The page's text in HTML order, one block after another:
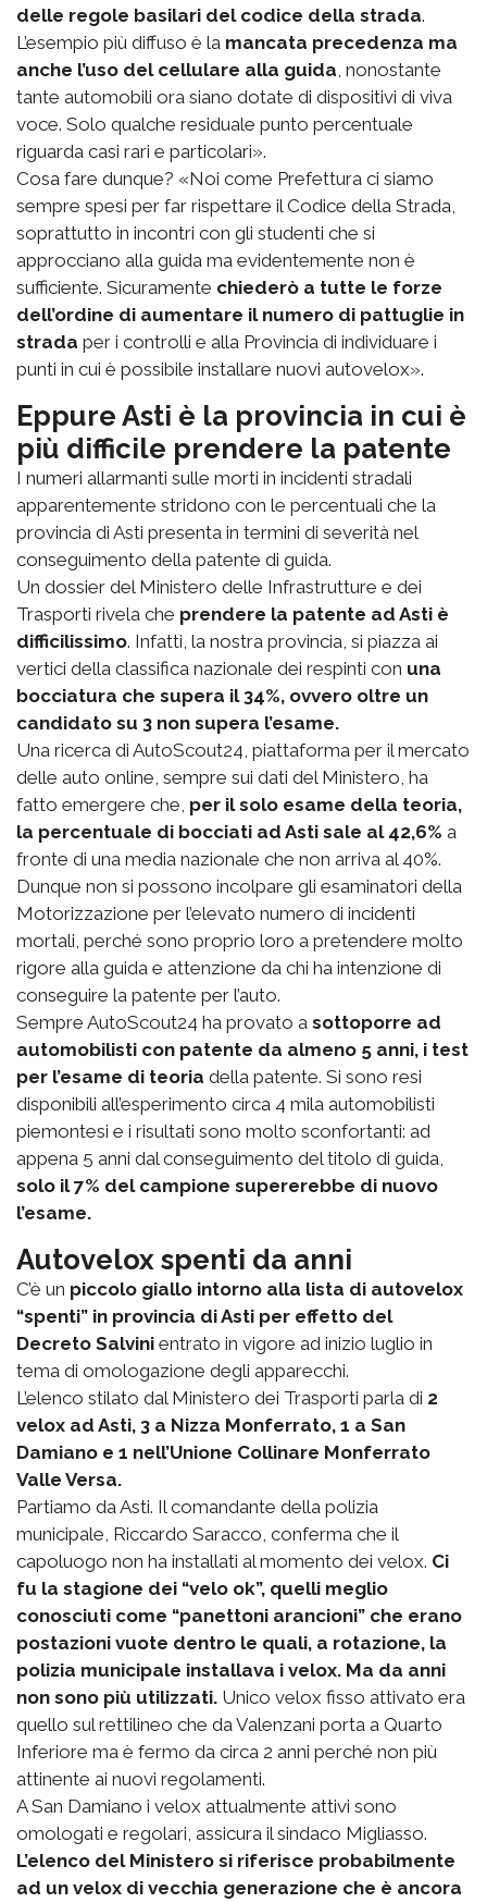
delle regole basilari del codice della strada.
L’esempio più diffuso è la mancata precedenza ma
anche l’uso del cellulare alla guida , nonostante
tante automobili ora siano dotate di dispositivi di viva
voce. Solo qualche residuale punto percentuale
riguarda casi rari e particolari».
Cosa fare dunque? «Noi come Prefettura ci siamo
sempre spesi per far rispettare il Codice della Strada,
soprattutto in incontri con gli studenti che si
approcciano alla guida ma evidentemente non è
sufficiente. Sicuramente chiederò a tutte le forze
dell’ordine di aumentare il numero di pattuglie in
strada per i controlli e alla Provincia di individuare i
punti in cui è possibile installare nuovi autovelox».
Eppure Asti è la provincia in cui è
più difficile prendere la patente
I numeri allarmanti sulle morti in incidenti stradali
apparentemente stridono con le percentuali che la
provincia di Asti presenta in termini di severità nel
conseguimento della patente di guida.
Un dossier del Ministero delle Infrastrutture e dei
Trasporti rivela che prendere la patente ad Asti è
difficilissimo. Infatti, la nostra provincia, si piazza ai
vertici della classifica nazionale dei respinti con una
bocciatura che supera il 34%, ovvero oltre un
candidato su 3 non supera l’esame.
Una ricerca di AutoScout24, piattaforma per il mercato
delle auto online, sempre sui dati del Ministero, ha
fatto emergere che, per il solo esame della teoria,
la percentuale di bocciati ad Asti sale al 42,6% a
fronte di una media nazionale che non arriva al 40%.
Dunque non si possono incolpare gli esaminatori della
Motorizzazione per l’elevato numero di incidenti
mortali, perché sono proprio loro a pretendere molto
rigore alla guida e attenzione da chi ha intenzione di
conseguire la patente per l’auto.
Sempre AutoScout24 ha provato a sottoporre ad
automobilisti con patente da almeno 5 anni, i test
per l’esame di teoria della patente. Si sono resi
disponibili all’esperimento circa 4 mila automobilisti
piemontesi e i risultati sono molto sconfortanti: ad
appena 5 anni dal conseguimento del titolo di guida,
solo il 7% del campione supererebbe di nuovo
l’esame.
Autovelox spenti da anni
C’è un piccolo giallo intorno alla lista di autovelox
“spenti” in provincia di Asti per effetto del
Decreto Salvini entrato in vigore ad inizio luglio in
tema di omologazione degli apparecchi.
L’elenco stilato dal Ministero dei Trasporti parla di 2
velox ad Asti, 3 a Nizza Monferrato, 1 a San
Damiano e 1 nell’Unione Collinare Monferrato
Valle Versa.
Partiamo da Asti. Il comandante della polizia
municipale, Riccardo Saracco, conferma che il
capoluogo non ha installati al momento dei velox. Ci
fu la stagione dei “velo ok”, quelli meglio
conosciuti come “panettoni arancioni” che erano
postazioni vuote dentro le quali, a rotazione, la
polizia municipale installava i velox. Ma da anni
non sono più utilizzati. Unico velox fisso attivato era
quello sul rettilineo che da Valenzani porta a Quarto
Inferiore ma è fermo da circa 2 anni perché non più
attinente ai nuovi regolamenti.
A San Damiano i velox attualmente attivi sono
omologati e regolari, assicura il sindaco Migliasso.
L’elenco del Ministero si riferisce probabilmente
ad un velox di vecchia generazione che è ancora